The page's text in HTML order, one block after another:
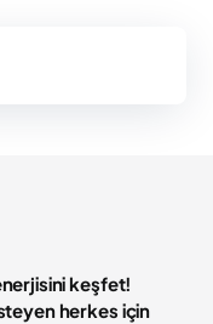
keşfet!
herkes için